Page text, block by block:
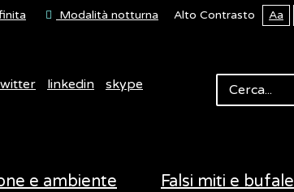
Modalità notturna Alto Contrasto Aa
linkedin skype
e ambiente Falsi miti e bufale